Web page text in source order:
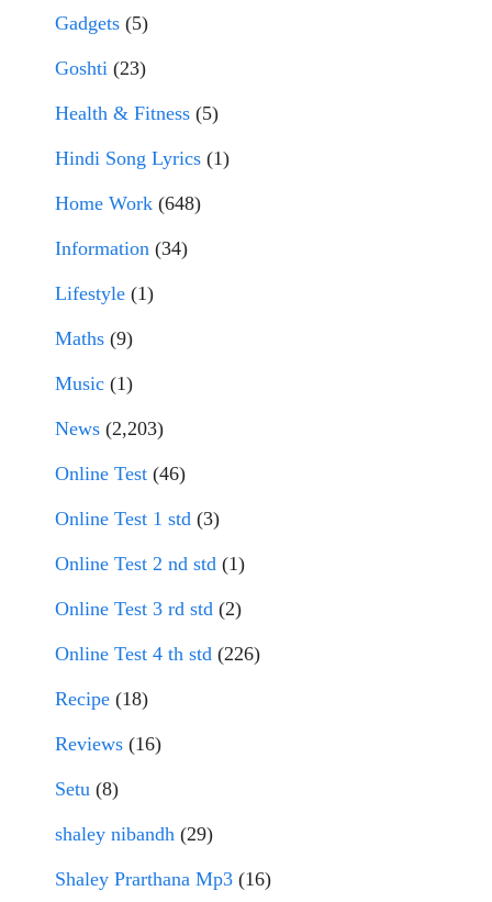
Gadgets (5)
Goshti (23)
Health & Fitness (5)
Hindi Song Lyrics (1)
Home Work (648)
Information (34)
Lifestyle (1)
Maths (9)
Music (1)
News (2,203)
Online Test (46)
Online Test 1 std (3)
Online Test 2 nd std (1)
Online Test 3 rd std (2)
Online Test 4 th std (226)
Recipe (18)
Reviews (16)
Setu (8)
shaley nibandh (29)
Shaley Prarthana Mp3 (16)